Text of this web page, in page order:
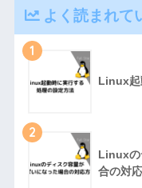
よく読まれて
1
Linux起
2
Linuxの
合の対